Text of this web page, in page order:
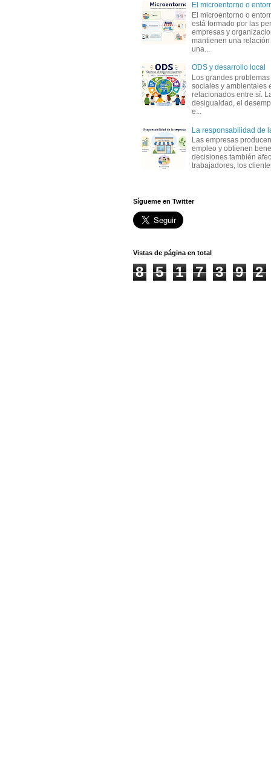
El microentorno o
El microentorno o
está formado por las
empresas y
mantienen una
una...
ODS y desarrollo local
Los grandes
sociales y ambientales
relacionados entre sí.
desigualdad, el
e...
La responsabilidad de
Las empresas
empleo y obtienen
decisiones también
trabajadores, los
Sígueme en Twitter
Vistas de página en total
8 5 1 7 3 9 2